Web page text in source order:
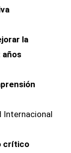
la
años
Internacional
crítico